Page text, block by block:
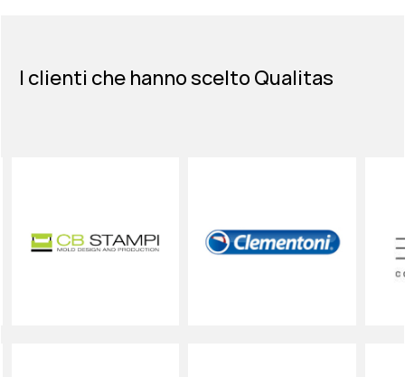
I clienti che hanno scelto Qualitas